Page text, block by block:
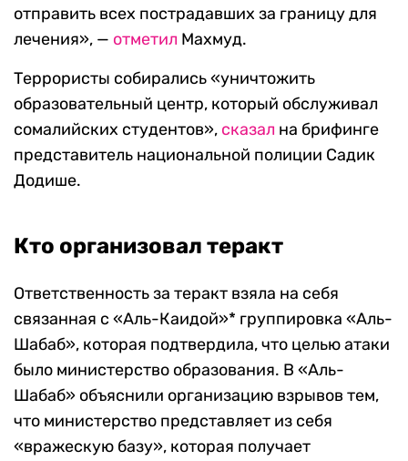
отправить всех пострадавших за границу для
лечения», — отметил Махмуд.
Террористы собирались «уничтожить
образовательный центр, который обслуживал
сомалийских студентов», сказал на брифинге
представитель национальной полиции Садик
Додише.
Кто организовал теракт
Ответственность за теракт взяла на себя
связанная с «Аль-Каидой»* группировка «Аль-
Шабаб», которая подтвердила, что целью атаки
было министерство образования. В «Аль-
Шабаб» объяснили организацию взрывов тем,
что министерство представляет из себя
«вражескую базу», которая получает